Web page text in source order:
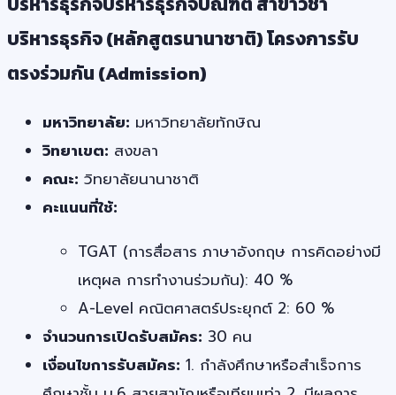
บริหารธุรกิจ (หลักสูตรนานาชาติ) โครงการรับ
ตรงร่วมกัน (Admission)
มหาวิทยาลัย: มหาวิทยาลัยทักษิณ
วิทยาเขต: สงขลา
คณะ: วิทยาลัยนานาชาติ
คะแนนที่ใช้:
TGAT (การสื่อสาร ภาษาอังกฤษ การคิดอย่างมี
เหตุผล การทำงานร่วมกัน): 40 %
A-Level คณิตศาสตร์ประยุกต์ 2: 60 %
จำนวนการเปิดรับสมัคร: 30 คน
เงื่อนไขการรับสมัคร: 1. กำลังศึกษาหรือสำเร็จการ